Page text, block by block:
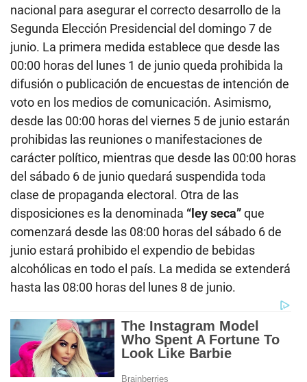
nacional para asegurar el correcto desarrollo de la
Segunda Elección Presidencial del domingo 7 de
junio. La primera medida establece que desde las
00:00 horas del lunes 1 de junio queda prohibida la
difusión o publicación de encuestas de intención de
voto en los medios de comunicación. Asimismo,
desde las 00:00 horas del viernes 5 de junio estarán
prohibidas las reuniones o manifestaciones de
carácter político, mientras que desde las 00:00 horas
del sábado 6 de junio quedará suspendida toda
clase de propaganda electoral. Otra de las
disposiciones es la denominada “ley seca”que
comenzará desde las 08:00 horas del sábado 6 de
junio estará prohibido el expendio de bebidas
alcohólicas en todo el país. La medida se extenderá
hasta las 08:00 horas del lunes 8 de junio.